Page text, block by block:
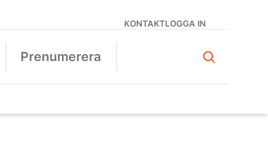
KONTAKTLOGGA IN
Prenumerera